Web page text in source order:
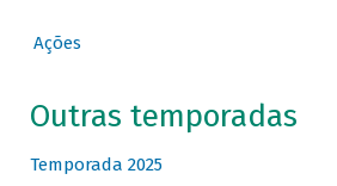
Ações
Outras temporadas
Temporada 2025